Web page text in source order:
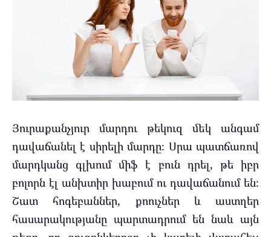
Յուրաքանչյուր մարդու թեկուզ մեկ անգամ
դավաճանել է սիրելի մարդը։ Սրա պատճառով
մարդկանց գլխում միֆ է բուն դրել, թե իբր
բոլորն էլ անխտիր խաբում ու դավաճանում են։
Շատ հոգեբաններ, քոուչներ և աստղեր
հասարակությանը պարտադրում են նաև այն